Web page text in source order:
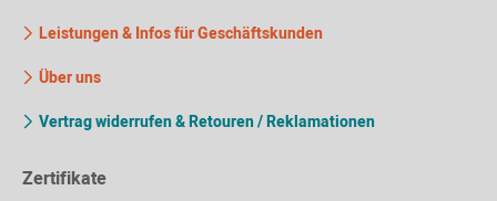
Leistungen & Infos für Geschäftskunden
Über uns
Vertrag widerrufen & Retouren / Reklamationen
Zertifikate